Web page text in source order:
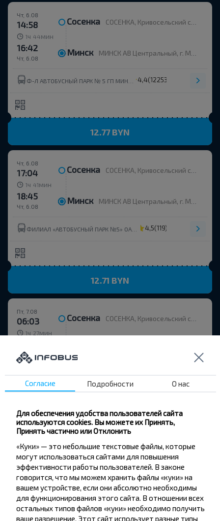
Чт, 6.08
14:58 Сосенка СОСЕНКА, Кривосельский с/с Вилейский р-н МИНСКАЯ ОБЛ. Беларусь
1ч 44 мин
Чт, 6.08
16:42 Минск МИНСК АВ Центральный, г. Минск, ул. Бобруйская, 6
4,4(12253)
12.77 BYN
Чт, 6.08
17:04 Сосенка СОСЕНКА, Кривосельский с/с Вилейский р-н МИНСКАЯ ОБЛ. Беларусь
1ч 41 мин
Чт, 6.08
18:45 Минск МИНСК АВ Центральный, г. Минск, ул. Бобруйская, 6
4,5(119)
12.71 BYN
Пт, 7.08
06:03 Сосенка СОСЕНКА, Кривосельский с/с Вилейский р-н МИНСКАЯ ОБЛ. Беларусь
1ч 27 мин
Пт, 7.08
ФИЛИАЛ «АВТОБУСНЫЙ ПАРК №5» ОАО МИНОБЛАВТОТРАНС 4,5(119)
9.24 BYN
Пт, 7.08
07:59 Сосенка СОСЕНКА, Кривосельский с/с Вилейский р-н МИНСКАЯ ОБЛ. Беларусь
1ч 41 мин
Пт, 7.08
09:40 Минск МИНСК АВ Центральный, г. Минск, ул. Бобруйская, 6
Согласие Подробности О нас
Для обеспечения удобства пользователей сайта
используются cookies. Вы можете их Принять,
Принять частично или Отклонить
«Куки» — это небольшие текстовые файлы, которые
могут использоваться сайтами для повышения
эффективности работы пользователей. В законе
говорится, что мы можем хранить файлы «куки» на
вашем устройстве, если они абсолютно необходимы
для функционирования этого сайта. В отношении всех
остальных типов файлов «куки» необходимо получить
ваше разрешение. Этот сайт использует разные типы